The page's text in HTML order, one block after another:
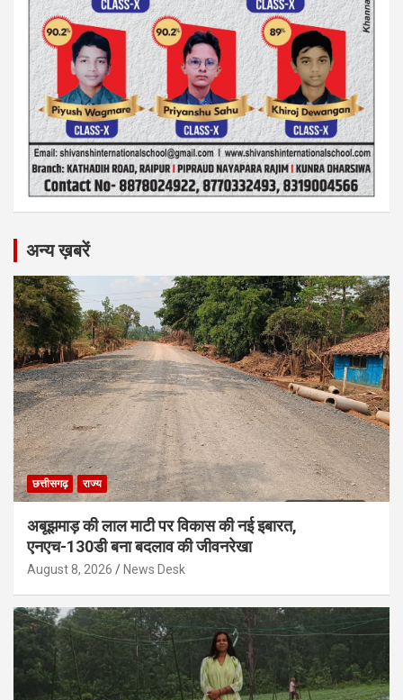
अन्य ख़बरें
छत्तीसगढ़ राज्य
अबूझमाड़ की लाल माटी पर विकास की नई इबारत,
एनएच-130डी बना बदलाव की जीवनरेखा
August 8, 2026 News Desk